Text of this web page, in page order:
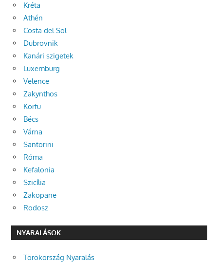
Kréta
Athén
Costa del Sol
Dubrovnik
Kanári szigetek
Luxemburg
Velence
Zakynthos
Korfu
Bécs
Várna
Santorini
Róma
Kefalonia
Szicília
Zakopane
Rodosz
NYARALÁSOK
Törökország Nyaralás